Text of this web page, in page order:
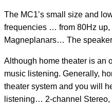
The MC1’s small size and
frequencies … from 80Hz up,
Magneplanars… The
Although home theater is an
music listening. Generally,
theater system and you will
listening… 2-channel Stereo,